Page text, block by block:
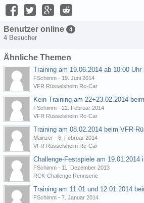
Benutzer online 4
4 Besucher
Ähnliche Themen
Training am 19.06.2014 ab 10:00
FSchimm - 19. Juni 2014
VFR Rüsselsheim Rc-Car
FSchimm - 22. Februar 2014
VFR Rüsselsheim Rc-Car
Mainzer - 6. Februar 2014
VFR Rüsselsheim Rc-Car
FSchimm - 11. Dezember 2013
RCK-Challenge Rennserie
FSchimm - 7. Januar 2014